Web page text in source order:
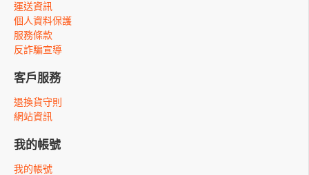
運送資訊
個人資料保護
服務條款
反詐騙宣導
客戶服務
退換貨守則
網站資訊
我的帳號
我的帳號